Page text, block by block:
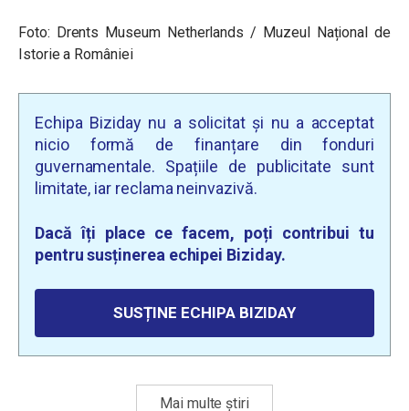
Foto: Drents Museum Netherlands / Muzeul Național de
Istorie a României
Echipa Biziday nu a solicitat și nu a acceptat
nicio formă de finanțare din fonduri
guvernamentale. Spațiile de publicitate sunt
limitate, iar reclama neinvazivă.
Dacă îți place ce facem, poți contribui tu
pentru susținerea echipei Biziday.
SUSȚINE ECHIPA BIZIDAY
Mai multe știri